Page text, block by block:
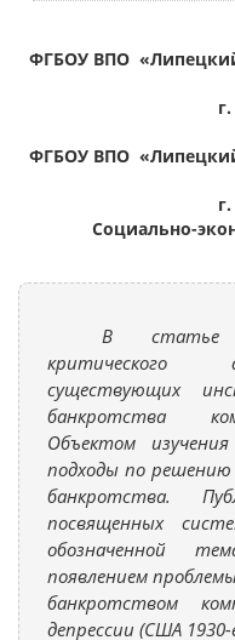
ФГБОУ ВПО «Липецкий
ФГБОУ ВПО «Липецкий
Социально-
В статье
критического
существующих
банкротства
Объектом
подходы по решению
банкротства.
посвященных
обозначенной
появлением
банкротством
депрессии (США 1930-